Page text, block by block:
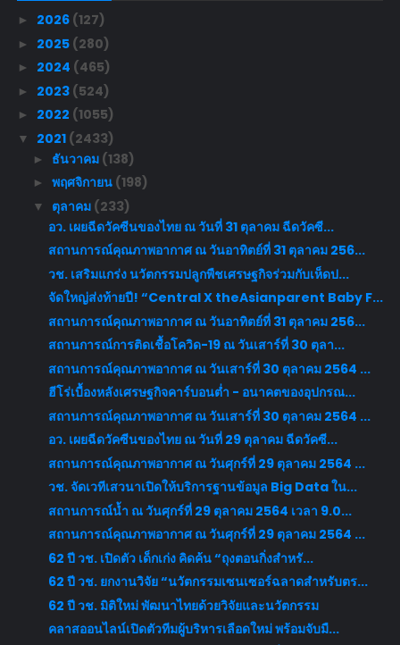
► 2026 (127)
► 2025 (280)
► 2024 (465)
► 2023 (524)
► 2022 (1055)
▼ 2021 (2433)
► ธันวาคม (138)
► พฤศจิกายน (198)
▼ ตุลาคม (233)
อว. เผยฉีดวัคซีนของไทย ณ วันที่ 31 ตุลาคม ฉีดวัคซี...
สถานการณ์คุณภาพอากาศ ณ วันอาทิตย์ที่ 31 ตุลาคม 256...
วช. เสริมแกร่ง นวัตกรรมปลูกพืชเศรษฐกิจร่วมกับเห็ดป...
จัดใหญ่ส่งท้ายปี! “Central X theAsianparent Baby F...
สถานการณ์คุณภาพอากาศ ณ วันอาทิตย์ที่ 31 ตุลาคม 256...
สถานการณ์การติดเชื้อโควิด-19 ณ วันเสาร์ที่ 30 ตุลา...
สถานการณ์คุณภาพอากาศ ณ วันเสาร์ที่ 30 ตุลาคม 2564 ...
ฮีโร่เบื้องหลังเศรษฐกิจคาร์บอนต่ำ - อนาคตของอุปกรณ...
สถานการณ์คุณภาพอากาศ ณ วันเสาร์ที่ 30 ตุลาคม 2564 ...
อว. เผยฉีดวัคซีนของไทย ณ วันที่ 29 ตุลาคม ฉีดวัคซี...
สถานการณ์คุณภาพอากาศ ณ วันศุกร์ที่ 29 ตุลาคม 2564 ...
วช. จัดเวทีเสวนาเปิดให้บริการฐานข้อมูล Big Data ใน...
สถานการณ์น้ำ ณ วันศุกร์ที่ 29 ตุลาคม 2564 เวลา 9.0...
สถานการณ์คุณภาพอากาศ ณ วันศุกร์ที่ 29 ตุลาคม 2564 ...
62 ปี วช. เปิดตัว เด็กเก่ง คิดค้น “ถุงตอนกิ่งสำหรั...
62 ปี วช. ยกงานวิจัย “นวัตกรรมเซนเซอร์ฉลาดสำหรับตร...
62 ปี วช. มิติใหม่ พัฒนาไทยด้วยวิจัยและนวัตกรรม
คลาสออนไลน์เปิดตัวทีมผู้บริหารเลือดใหม่ พร้อมจับมื...